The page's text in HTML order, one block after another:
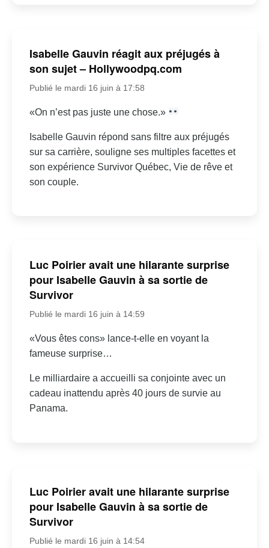
Isabelle Gauvin réagit aux préjugés à
son sujet – Hollywoodpq.com
Publié le mardi 16 juin à 17:58
«On n’est pas juste une chose.»
Isabelle Gauvin répond sans filtre aux préjugés
sur sa carrière, souligne ses multiples facettes et
son expérience Survivor Québec, Vie de rêve et
son couple.
Luc Poirier avait une hilarante surprise
pour Isabelle Gauvin à sa sortie de
Survivor
Publié le mardi 16 juin à 14:59
«Vous êtes cons» lance-t-elle en voyant la
fameuse surprise…
Le milliardaire a accueilli sa conjointe avec un
cadeau inattendu après 40 jours de survie au
Panama.
Luc Poirier avait une hilarante surprise
pour Isabelle Gauvin à sa sortie de
Survivor
Publié le mardi 16 juin à 14:54